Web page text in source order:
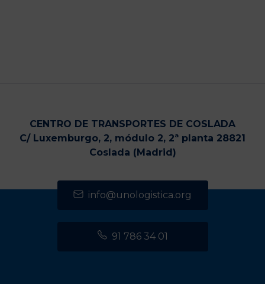
CENTRO DE TRANSPORTES DE COSLADA
C/ Luxemburgo, 2, módulo 2, 2ª planta 28821
Coslada (Madrid)
info@unologistica.org
91 786 34 01